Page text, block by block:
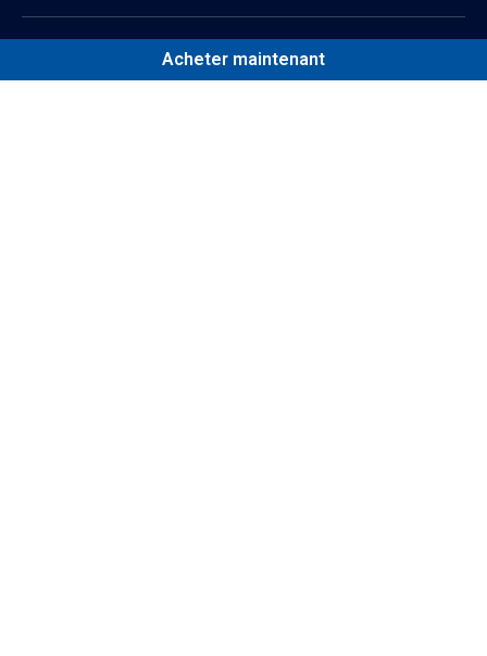
Acheter maintenant